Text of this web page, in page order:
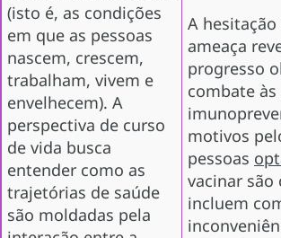
(isto é, as condições
em que as pessoas
nascem, crescem,
trabalham, vivem e
envelhecem). A
perspectiva de curso
de vida busca
entender como as
trajetórias de saúde
são moldadas pela
A hesitação
ameaça
progresso
combate às
motivos
pessoas
vacinar são
incluem